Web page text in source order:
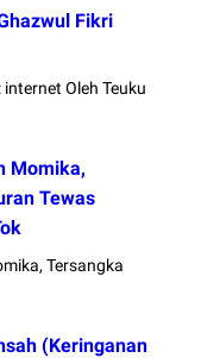
Fikri
Oleh Teuku
Momika,
Tewas
Tersangka
(Keringanan